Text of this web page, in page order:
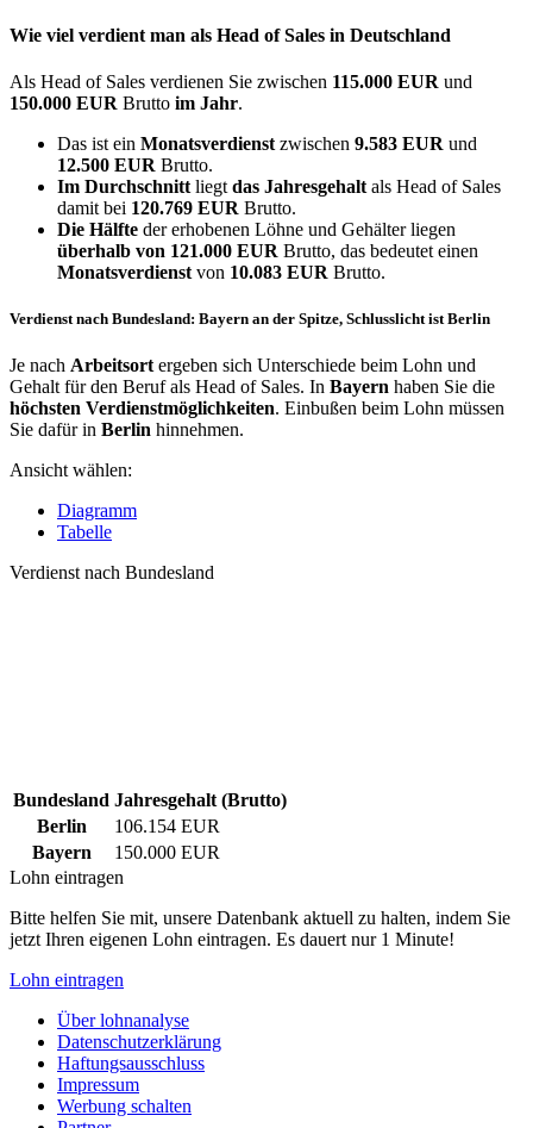
Wie viel verdient man als Head of Sales in Deutschland
Als Head of Sales verdienen Sie zwischen 115.000 EUR und
150.000 EUR Brutto im Jahr.
Das ist ein Monatsverdienst zwischen 9.583 EUR und
12.500 EUR Brutto.
Im Durchschnitt liegt das Jahresgehalt als Head of Sales
damit bei 120.769 EUR Brutto.
Die Hälfte der erhobenen Löhne und Gehälter liegen
überhalb von 121.000 EUR Brutto, das bedeutet einen
Monatsverdienst von 10.083 EUR Brutto.
Verdienst nach Bundesland: Bayern an der Spitze, Schlusslicht ist Berlin
Je nach Arbeitsort ergeben sich Unterschiede beim Lohn und
Gehalt für den Beruf als Head of Sales. In Bayern haben Sie die
höchsten Verdienstmöglichkeiten. Einbußen beim Lohn müssen
Sie dafür in Berlin hinnehmen.
Ansicht wählen:
Diagramm
Tabelle
Verdienst nach Bundesland
Bundesland Jahresgehalt (Brutto)
Berlin
106.154 EUR
Bayern
150.000 EUR
Lohn eintragen
Bitte helfen Sie mit, unsere Datenbank aktuell zu halten, indem Sie
jetzt Ihren eigenen Lohn eintragen. Es dauert nur 1 Minute!
Lohn eintragen
Über lohnanalyse
Datenschutzerklärung
Haftungsausschluss
Impressum
Werbung schalten